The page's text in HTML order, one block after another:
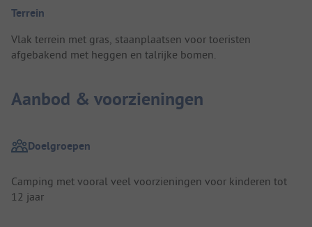
Terrein
Vlak terrein met gras, staanplaatsen voor toeristen
afgebakend met heggen en talrijke bomen.
Aanbod & voorzieningen
Doelgroepen
Camping met vooral veel voorzieningen voor kinderen tot
12 jaar